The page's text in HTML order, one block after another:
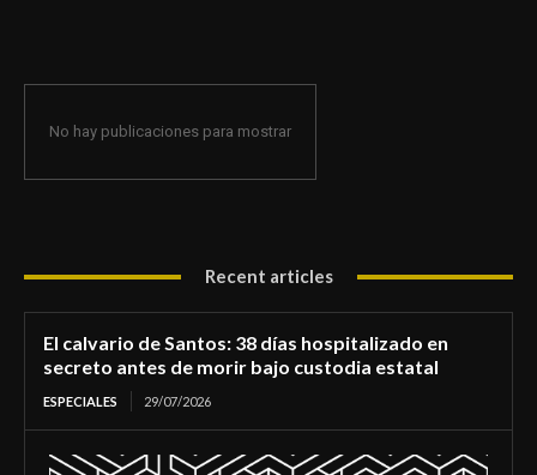
No hay publicaciones para mostrar
Recent articles
El calvario de Santos: 38 días hospitalizado en
secreto antes de morir bajo custodia estatal
ESPECIALES 29/07/2026